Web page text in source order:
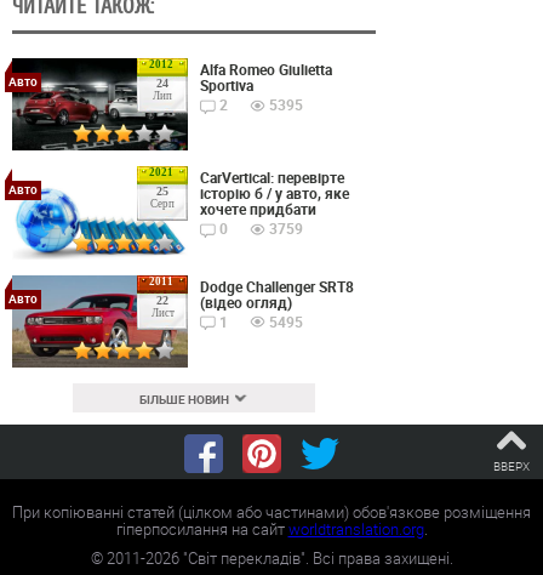
ЧИТАЙТЕ ТАКОЖ:
2012
24
Лип
Авто
Alfa Romeo Giulietta
Sportiva
2
5395
2021
25
Серп
Авто
CarVertical: перевірте
історію б / у авто, яке
хочете придбати
0
3759
2011
22
Лист
Авто
Dodge Challenger SRT8
(відео огляд)
1
5495
БІЛЬШЕ НОВИН
ВВЕРХ
При копіюванні статей (цілком або частинами) обов'язкове розміщення
гіперпосилання на сайтworldtranslation.org.
©2011-2026"Світ перекладів". Всі права захищені.